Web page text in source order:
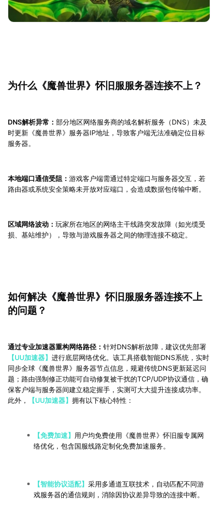
为什么《魔兽世界》怀旧服服务器连接不上？
DNS解析异常： 部分地区网络服务商的域名解析服务（DNS）未及
时更新《魔兽世界》服务器IP地址，导致客户端无法准确定位目标
服务器。
本地端口通信受阻： 游戏客户端需通过特定端口与服务器交互，若
路由器或系统安全策略未开放对应端口，会造成数据包传输中断。
区域网络波动： 玩家所在地区的网络主干线路突发故障（如光缆受
损、基站维护），导致与游戏服务器之间的物理连接不稳定。
如何解决《魔兽世界》怀旧服服务器连接不上
的问题？
通过专业加速器重构网络路径： 针对DNS解析故障，建议优先部署
【UU加速器】 进行底层网络优化。该工具搭载智能DNS系统，实时
同步全球《魔兽世界》服务器节点信息，规避传统DNS更新延迟问
题；路由强制修正功能可自动修复被干扰的TCP/UDP协议通信，确
保客户端与服务器间建立稳定握手，实测可大大提升连接成功率。
此外，
【UU加速器】 拥有以下核心特性：
【免费加速】
用户均免费使用《魔兽世界》怀旧服专属网
络优化，包含国服线路定制化免费加速服务。
【智能协议适配】 采用多通道互联技术，自动匹配不同游
戏服务器的通信规则，消除因协议差异导致的连接中断。